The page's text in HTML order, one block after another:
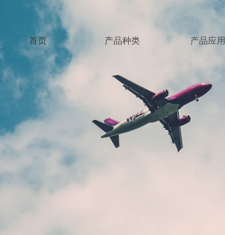
产品种类 产品应用
首页